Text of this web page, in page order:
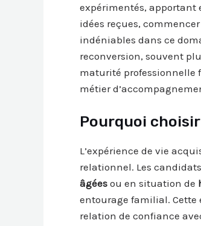
expérimentés,
idées reçues,
indéniables dans ce
reconversion, souvent
maturité professionnelle
métier
Pourquoi
L’expérience de vie
relationnel. Les
âgées ou en situation de
entourage familial. Cette
relation de confiance